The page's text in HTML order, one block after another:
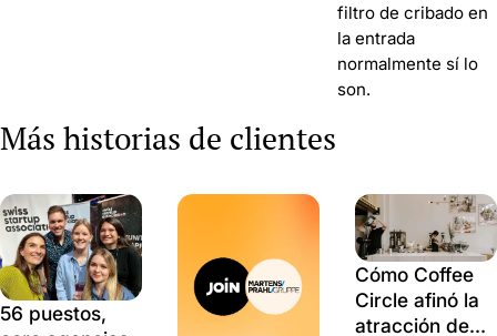
filtro de cribado en
la entrada
normalmente sí lo
son.
Más historias de clientes
56 puestos,
Cómo Coffee
Circle afinó la
atracción de